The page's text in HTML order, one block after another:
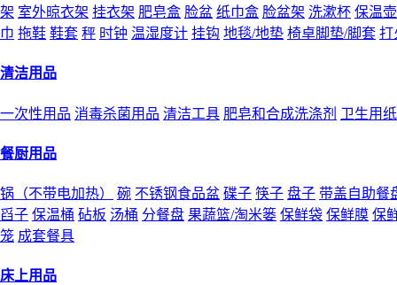
架 室外晾衣架 挂衣架 肥皂盒 脸盆 纸巾盒 脸盆架 洗漱杯 保温
巾 拖鞋 鞋套 秤 时钟 温湿度计 挂钩 地毯/地垫 椅卓脚垫/脚套 打
清洁用品
一次性用品 消毒杀菌用品 清洁工具 肥皂和合成洗涤剂 卫生用
餐厨用品
锅（不带电加热） 碗 不锈钢食品盆 碟子 筷子 盘子 带盖自助餐
舀子 保温桶 砧板 汤桶 分餐盘 果蔬篮/淘米篓 保鲜袋 保鲜膜 保
笼 成套餐具
床上用品